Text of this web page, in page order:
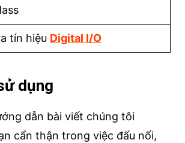
tín hiệu Digital I/O
dụng
dẫn bài viết chúng tôi
cẩn thận trong việc đấu nối,